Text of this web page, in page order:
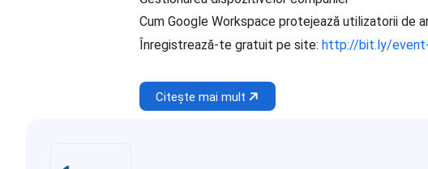
Cum Google Workspace protejează utilizatorii de
Înregistrează-te gratuit pe site: http://bit.ly/
Citește mai mult